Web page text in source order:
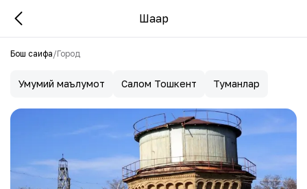
Шаҳар
Бош саҳифа/Город
Умумий маълумот Салом Тошкент Туманлар